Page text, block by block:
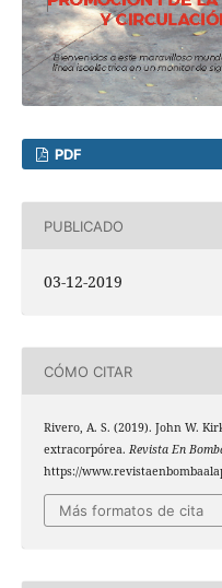
PDF
PUBLICADO
03-12-2019
CÓMO CITAR
Rivero, A. S. (2019). John W.
extracorpórea. Revista En
https://
Más formatos de cita